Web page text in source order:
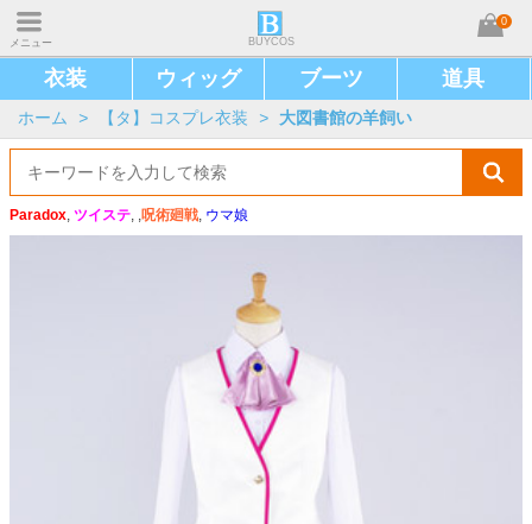
メニュー BUYCOS
0
衣装 ウィッグ ブーツ 道具
ホーム > 【タ】コスプレ衣装 > 大図書館の羊飼い
Paradox, ツイステ, ,呪術廻戦, ウマ娘